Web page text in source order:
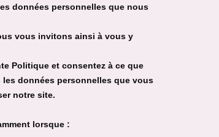
données personnelles que nous
vous invitons ainsi à vous y
Politique et consentez à ce que
données personnelles que vous
notre site.
lorsque :